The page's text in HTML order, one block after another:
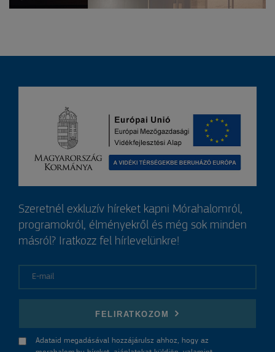
Szeretnél exkluzív híreket kapni Mórahalomról,
programokról, élményekről és még sok minden
másról? Iratkozz fel hírlevelünkre!
FELIRATKOZOM
Adataid megadásával hozzájárulsz ahhoz, hogy az